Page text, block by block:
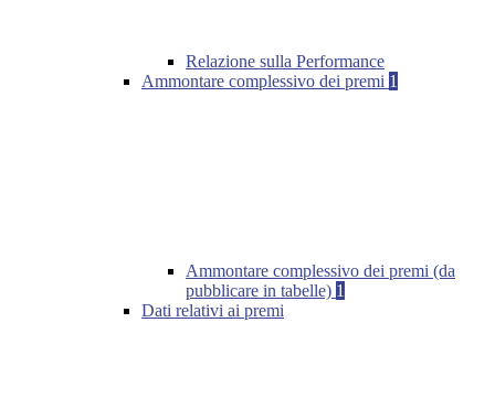
Relazione sulla Performance
Ammontare complessivo dei premi 1
Ammontare complessivo dei premi (da
pubblicare in tabelle) 1
Dati relativi ai premi